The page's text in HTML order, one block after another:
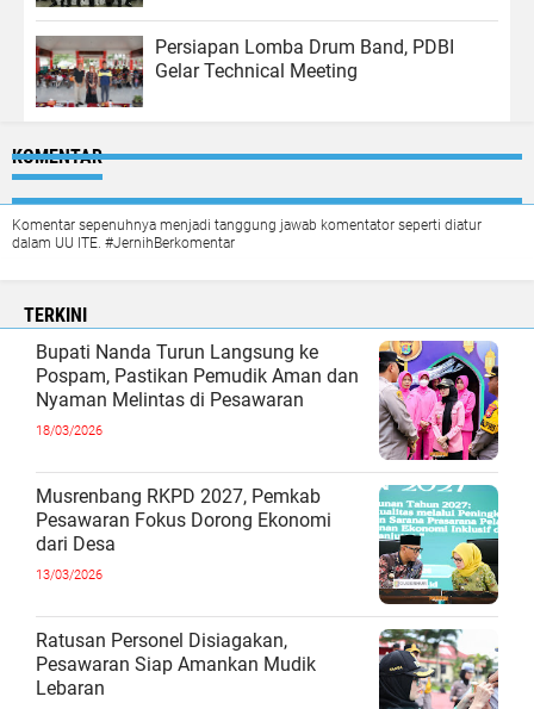
Persiapan Lomba Drum Band, PDBI
Gelar Technical Meeting
KOMENTAR
Komentar sepenuhnya menjadi tanggung jawab komentator seperti diatur
dalam UU ITE. #JernihBerkomentar
TERKINI
Bupati Nanda Turun Langsung ke
Pospam, Pastikan Pemudik Aman dan
Nyaman Melintas di Pesawaran
18/03/2026
Musrenbang RKPD 2027, Pemkab
Pesawaran Fokus Dorong Ekonomi
dari Desa
13/03/2026
Ratusan Personel Disiagakan,
Pesawaran Siap Amankan Mudik
Lebaran